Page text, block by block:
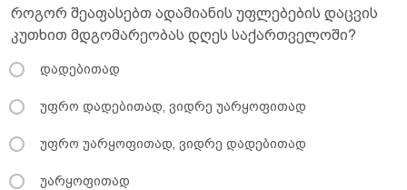
როგორ შეაფასებთ ადამიანის უფლებების დაცვის
კუთხით მდგომარეობას დღეს საქართველოში?
დადებითად
უფრო დადებითად, ვიდრე უარყოფითად
უფრო უარყოფითად, ვიდრე დადებითად
უარყოფითად